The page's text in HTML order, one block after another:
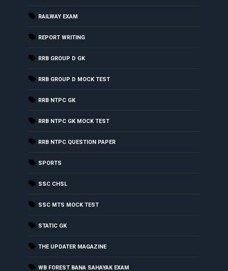
RAILWAY EXAM
REPORT WRITING
RRB GROUP D GK
RRB GROUP D MOCK TEST
RRB NTPC GK
RRB NTPC GK MOCK TEST
RRB NTPC QUESTION PAPER
SPORTS
SSC CHSL
SSC MTS MOCK TEST
STATIC GK
THE UPDATER MAGAZINE
WB FOREST BANA SAHAYAK EXAM